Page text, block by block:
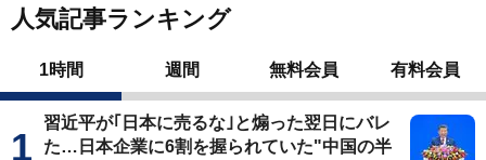
人気記事ランキング
1時間 週間 無料会員 有料会員
習近平が｢日本に売るな｣と煽った翌日にバレ
た…日本企業に6割を握られていた"中国の半